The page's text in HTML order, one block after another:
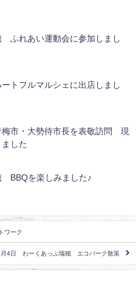
ふれあい運動会に参加しまし
トフルマルシェに出店しまし
市・大勢待市長を表敬訪問 現
した
BBQを楽しみました♪
ワーク
月4日 わーくあっぷ瑞穂 エコパーク散策